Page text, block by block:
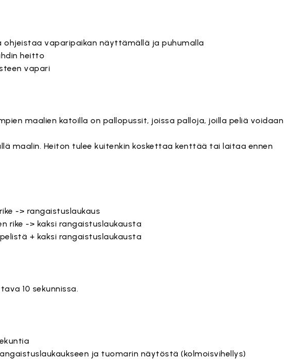
ohjeistaa vaparipaikan näyttämällä ja puhumalla
heitto
vapari
maalien katoilla on pallopussit, joissa palloja, joilla peliä voidaan
maalin. Heiton tulee kuitenkin koskettaa kenttää tai laitaa ennen
-> rangaistuslaukaus
rike -> kaksi rangaistuslaukausta
+ kaksi rangaistuslaukausta
10 sekunnissa.
ja tuomarin näytöstä (kolmoisvihellys)